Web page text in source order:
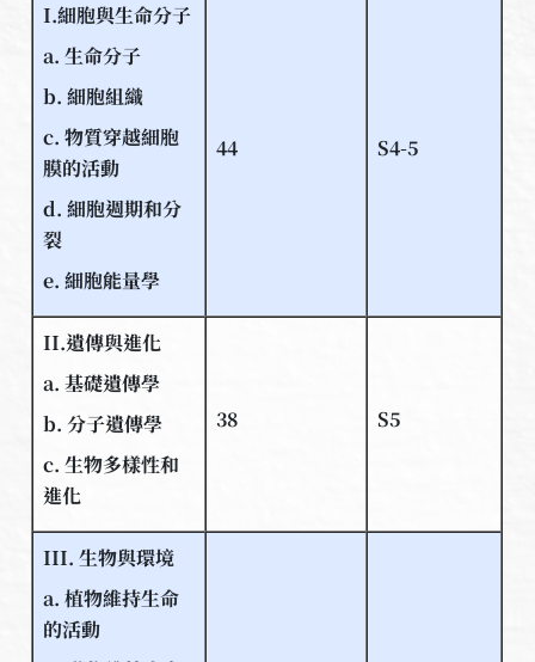
I.細胞與生命分子
a. 生命分子
b. 細胞組織
c. 物質穿越細胞
膜的活動
d. 細胞週期和分
裂
e. 細胞能量學
44 S4-5
II.遺傳與進化
a. 基礎遺傳學
b. 分子遺傳學
c. 生物多樣性和
進化
38 S5
III. 生物與環境
a. 植物維持生命
的活動